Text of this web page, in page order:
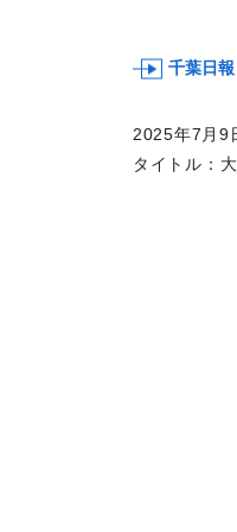
千葉日報
2025年7月
タイトル：